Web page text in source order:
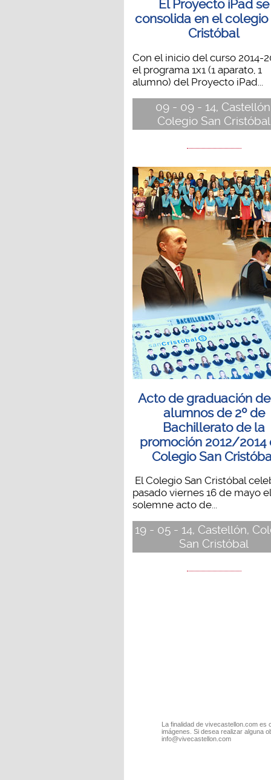
El Proyecto iPad se
consolida en el colegio
Cristóbal
Con el inicio del curso 2014-
el programa 1x1 (1 aparato, 1
alumno) del Proyecto iPad...
09 - 09 - 14,
Colegio San Cristóbal
Acto de graduación
alumnos de 2º de
Bachillerato de la
promoción 2012/2014
Colegio San
El Colegio San Cristóbal
pasado viernes 16 de mayo el
solemne acto de...
19 - 05 - 14, Castellón,
San Cristóbal
La finalidad de vivecastellon.com
imágenes. Si desea realizar alguna
info@vivecastellon.com